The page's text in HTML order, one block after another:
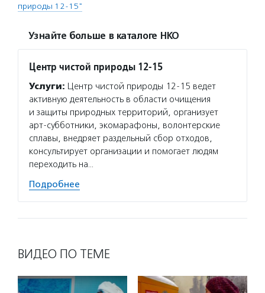
природы 12-15"
Узнайте больше в каталоге НКО
Центр чистой природы 12-15
Услуги: Центр чистой природы 12-15 ведет
активную деятельность в области очищения
и защиты природных территорий, организует
арт-субботники, экомарафоны, волонтерские
сплавы, внедряет раздельный сбор отходов,
консультирует организации и помогает людям
переходить на…
Подробнее
ВИДЕО ПО ТЕМЕ